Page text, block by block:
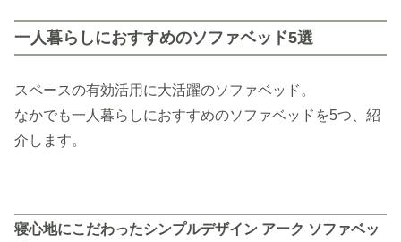
一人暮らしにおすすめのソファベッド5選
スペースの有効活用に大活躍のソファベッド。
なかでも一人暮らしにおすすめのソファベッドを5つ、紹
介します。
寝心地にこだわったシンプルデザイン アーク ソファベッ